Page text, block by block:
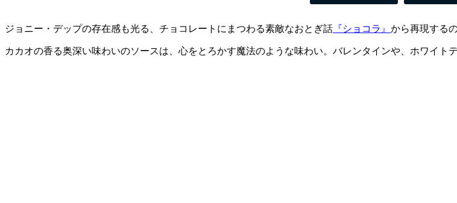
ジョニー・デップの存在感も光る、チョコレートにまつわる素敵なおとぎ話 『ショコラ』 から再現する
カカオの香る奥深い味わいのソースは、心をとろかす魔法のような味わい。バレンタインや、ホワイト